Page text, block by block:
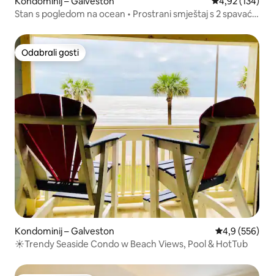
Stan s pogledom na ocean • Prostrani smještaj s 2 spavaće
Odabrali gosti
Odabrali gosti
Kondominij – Galveston Prosječna
4,9 (556)
☀Trendy Seaside Condo w Beach Views, Pool & HotTub